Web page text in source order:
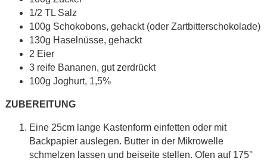
1/2 TL Salz
100g Schokobons, gehackt (oder Zartbitterschokolade)
130g Haselnüsse, gehackt
2 Eier
3 reife Bananen, gut zerdrückt
100g Joghurt, 1,5%
ZUBEREITUNG
Eine 25cm lange Kastenform einfetten oder mit
Backpapier auslegen. Butter in der Mikrowelle
schmelzen lassen und beiseite stellen. Ofen auf 175°